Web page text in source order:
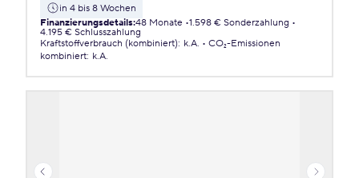
in 4 bis 8 Wochen
Finanzierungsdetails:48 Monate 1.598 € Sonderzahlung
4.195 € Schlusszahlung
Kraftstoffverbrauch (kombiniert): k.A.
CO₂-Emissionen
kombiniert: k.A.